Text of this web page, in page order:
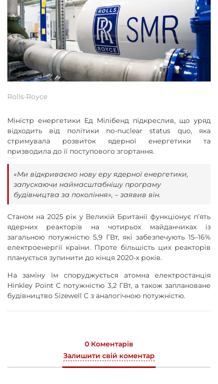
Rolls-Royce
Міністр енергетики Ед Мілібенд підкреслив, що уряд
відходить від політики no-nuclear status quo, яка
стримувала розвиток ядерної енергетики та
призводила до її поступового згортання.
«Ми відкриваємо нову еру ядерної енергетики,
запускаючи наймасштабнішу програму
будівництва за покоління», – заявив він.
Станом на 2025 рік у Великій Британії функціонує п’ять
ядерних реакторів на чотирьох майданчиках із
загальною потужністю 5,9 ГВт, які забезпечують 15–16%
електроенергії країни. Проте більшість цих реакторів
планується зупинити до кінця 2020-х років.
На заміну їм споруджується атомна електростанція
Hinkley Point C потужністю 3,2 ГВт, а також заплановане
будівництво Sizewell C з аналогічною потужністю.
0 Коментарів
Залишити свій коментар